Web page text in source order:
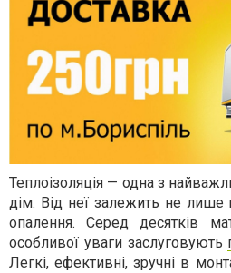
Теплоізоляція — одна з
дім. Від неї залежить не лише
опалення. Серед десятків
особливої уваги заслуговують
Легкі, ефективні, зручні в